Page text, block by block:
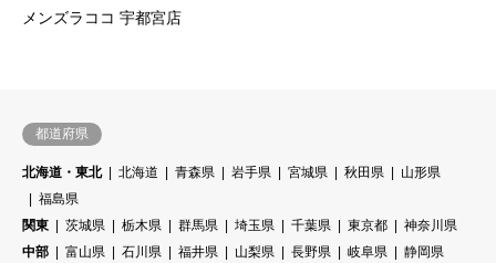
メンズラココ 宇都宮店
都道府県
北海道・東北 北海道 青森県 岩手県 宮城県 秋田県
山形県
福島県
関東
茨城県 栃木県 群馬県 埼玉県 千葉県 東京都
神奈川県
中部
富山県 石川県 福井県 山梨県 長野県 岐阜県
静岡県